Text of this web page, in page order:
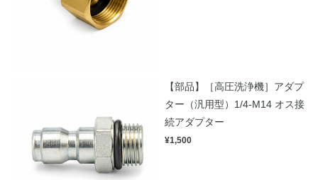
【部品】［高圧洗浄機］アダプ
ター（汎用型）1/4-M14 オス接
続アダプター
¥1,500